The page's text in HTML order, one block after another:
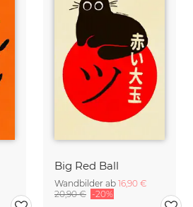
Big Red Ball
Wandbilder ab 16,90 €
20,90 € -20%